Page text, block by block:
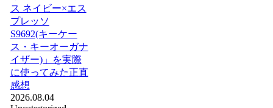
ス ネイビー×エス
プレッソ
S9692(キーケー
ス・キーオーガナ
イザー)」を実際
に使ってみた正直
感想
2026.08.04